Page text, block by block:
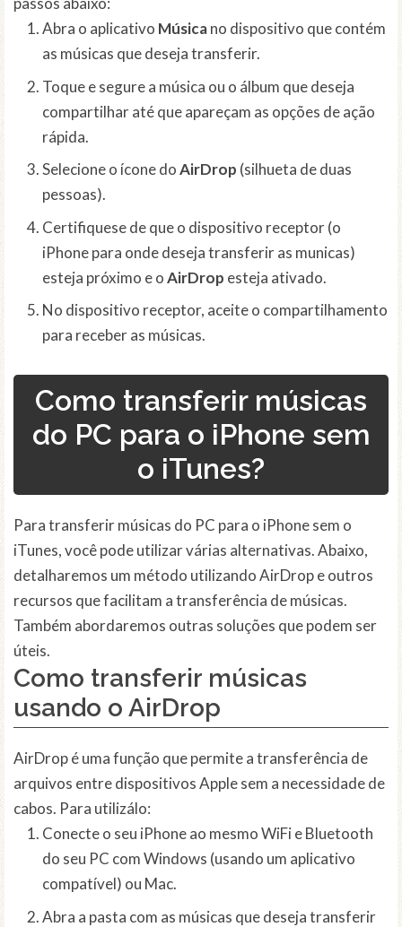
Abra o aplicativo Músicano dispositivo que contém
as músicas que deseja transferir.
Toque e segure a música ou o álbum que deseja
compartilhar até que apareçam as opções de ação
rápida.
Selecione o ícone doAirDrop (silhueta de duas
pessoas).
Certifiquese de que o dispositivo receptor (o
iPhone para onde deseja transferir as municas)
esteja próximo e oAirDrop esteja ativado.
No dispositivo receptor, aceite o compartilhamento
para receber as músicas.
Como transferir músicas
do PC para o iPhone sem
o iTunes?
Para transferir músicas do PC para o iPhone sem o
iTunes, você pode utilizar várias alternativas. Abaixo,
detalharemos um método utilizando AirDrop e outros
recursos que facilitam a transferência de músicas.
Também abordaremos outras soluções que podem ser
úteis.
Como transferir músicas
usando o AirDrop
AirDrop é uma função que permite a transferência de
arquivos entre dispositivos Apple sem a necessidade de
cabos. Para utilizálo:
Conecte o seu iPhone ao mesmo WiFi e Bluetooth
do seu PC com Windows (usando um aplicativo
compatível) ou Mac.
Abra a pasta com as músicas que deseja transferir